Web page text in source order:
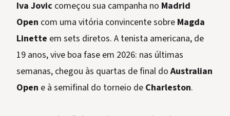
Iva Jovic começou sua campanha no Madrid
Open com uma vitória convincente sobre Magda
Linette em sets diretos. A tenista americana, de
19 anos, vive boa fase em 2026: nas últimas
semanas, chegou às quartas de final doAustralian
Open e à semifinal do torneio de Charleston.